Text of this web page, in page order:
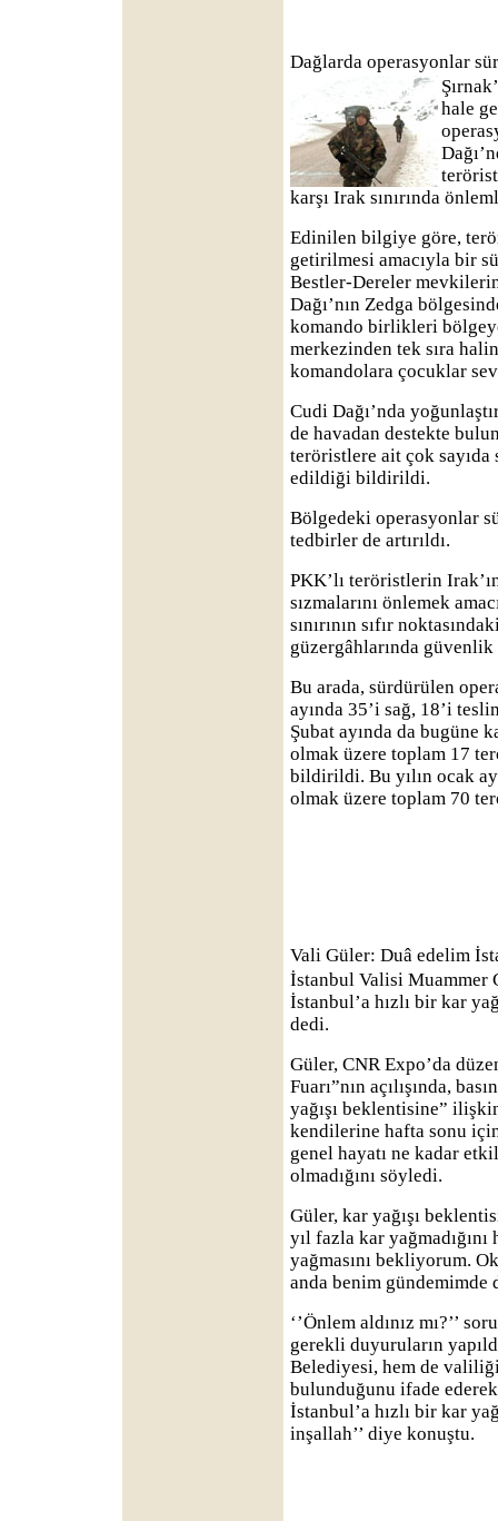
Dağlarda operasyonlar
hale
karşı Irak sınırında
Edinilen bilgiye göre,
getirilmesi amacıyla bir
Bestler-Dereler
Dağı’nın Zedga
komando birlikleri
merkezinden tek sıra
komandolara çocuklar
Cudi Dağı’nda
de havadan destekte
teröristlere ait çok sayıda
edildiği bildirildi.
Bölgedeki operasyonlar
tedbirler de artırıldı.
PKK’lı teröristlerin
sızmalarını önlemek
sınırının sıfır
güzergâhlarında
Bu arada, sürdürülen
ayında 35’i sağ, 18’i
Şubat ayında da bugüne
olmak üzere toplam 17
bildirildi. Bu yılın ocak
olmak üzere toplam 70
Vali Güler: Duâ edelim
İstanbul Valisi Muammer
İstanbul’a hızlı bir kar
dedi.
Güler, CNR Expo’da
Fuarı”nın açılışında,
yağışı beklentisine”
kendilerine hafta sonu
genel hayatı ne kadar
olmadığını söyledi.
Güler, kar yağışı
yıl fazla kar
yağmasını bekliyorum.
anda benim gündemimde
‘’Önlem aldınız mı?’’
gerekli duyuruların
Belediyesi, hem de
bulunduğunu ifade
İstanbul’a hızlı bir kar
inşallah’’ diye konuştu.